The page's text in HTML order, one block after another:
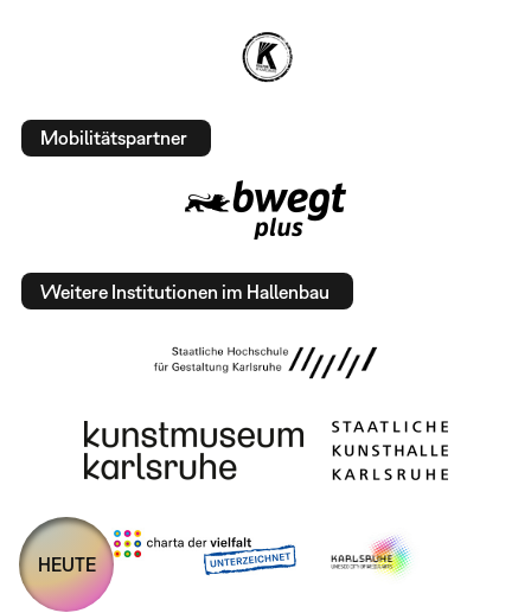
Mobilitätspartner
Weitere Institutionen im Hallenbau
HEUTE